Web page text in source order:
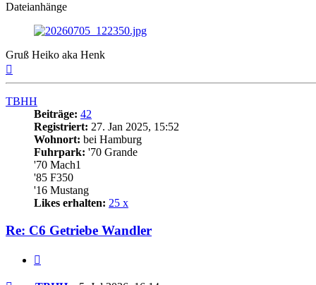
Dateianhänge
Gruß Heiko aka Henk
TBHH
Beiträge: 42
Registriert: 27. Jan 2025, 15:52
Wohnort: bei Hamburg
Fuhrpark: '70 Grande
'70 Mach1
'85 F350
'16 Mustang
Likes erhalten: 25 x
Re: C6 Getriebe Wandler